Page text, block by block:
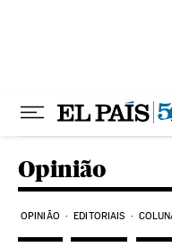
Opinião
OPINIÃO EDITORIAIS